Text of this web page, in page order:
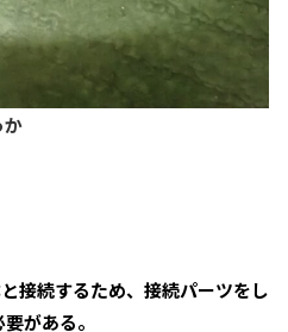
か
接続するため、接続パーツをし
がある。